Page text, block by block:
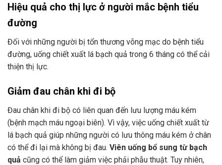
Hiệu quả cho thị lực ở người mắc bệnh tiểu
đường
Đối với những người bị tổn thương võng mạc do bệnh tiểu
đường, uống chiết xuất lá bạch quả trong 6 tháng có thể cải
thiện thị lực.
Giảm đau chân khi đi bộ
Đau chân khi đi bộ có liên quan đến lưu lượng máu kém
(bệnh mạch máu ngoại biên). Vì vậy, việc uống chiết xuất từ ​​
lá bạch quả giúp những người có lưu thông máu kém ở chân
có thể đi lại mà không bị đau. Viên uống bổ sung từ bạch
quả cũng có thể làm giảm việc phải phẫu thuật. Tuy nhiên,